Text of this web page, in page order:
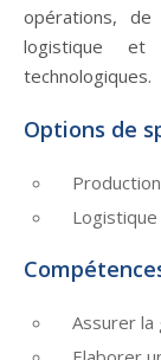
opérations, de
logistique et
technologiques.
Options de
Assurer